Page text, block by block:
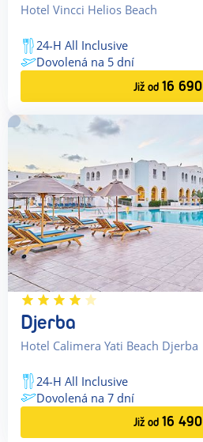
Hotel Vincci Helios Beach
24-H All Inclusive
Dovolená na 5 dní
Již od 16 690
Djerba
Hotel Calimera Yati Beach Djerba
24-H All Inclusive
Dovolená na 7 dní
Již od 16 490